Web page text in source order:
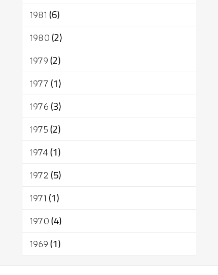
1981 (6)
1980(2)
1979(2)
1977(1)
1976(3)
1975(2)
1974(1)
1972(5)
1971 (1)
1970(4)
1969(1)